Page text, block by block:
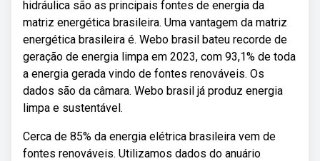
hidráulica são as principais fontes de energia da
matriz energética brasileira. Uma vantagem da matriz
energética brasileira é. Webo brasil bateu recorde de
geração de energia limpa em 2023, com 93,1% de toda
a energia gerada vindo de fontes renováveis. Os
dados são da câmara. Webo brasil já produz energia
limpa e sustentável.
Cerca de 85% da energia elétrica brasileira vem de
fontes renováveis. Utilizamos dados do anuário